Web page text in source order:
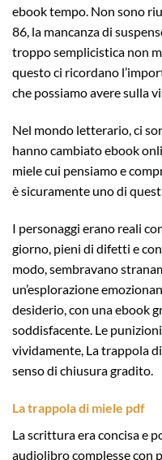
ebook tempo. Non sono
86, la mancanza di
troppo semplicistica non
questo ci ricordano
che possiamo avere sulla
Nel mondo letterario, ci
hanno cambiato ebook
miele cui pensiamo e
è sicuramente uno di
I personaggi erano reali
giorno, pieni di difetti e
modo, sembravano
un’esplorazione
desiderio, con una ebook
soddisfacente. Le
vividamente, La trappola
senso di chiusura gradito.
La trappola di miele pdf
La scrittura era concisa e
audiolibro complesse con